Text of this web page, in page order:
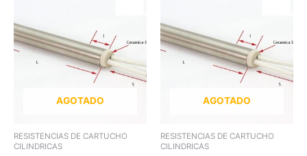
AGOTADO
RESISTENCIAS DE CARTUCHO
CILINDRICAS
AGOTADO
RESISTENCIAS DE CARTUCHO
CILINDRICAS